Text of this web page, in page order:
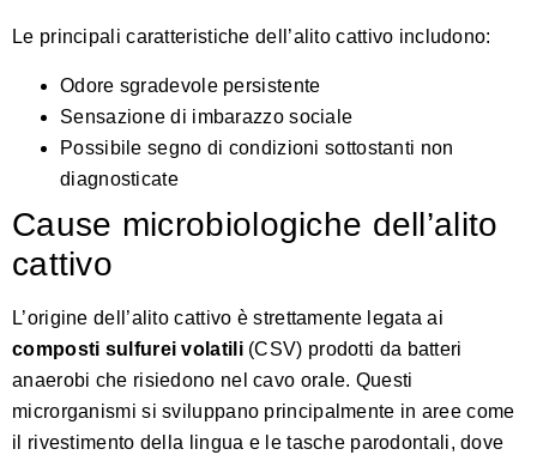
Le principali caratteristiche dell’alito cattivo includono:
Odore sgradevole persistente
Sensazione di imbarazzo sociale
Possibile segno di condizioni sottostanti non
diagnosticate
Cause microbiologiche dell’alito
cattivo
L’origine dell’alito cattivo è strettamente legata ai
composti sulfurei volatili(CSV) prodotti da batteri
anaerobi che risiedono nel cavo orale. Questi
microrganismi si sviluppano principalmente in aree come
il rivestimento della lingua e le tasche parodontali, dove